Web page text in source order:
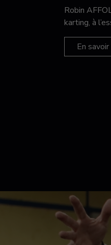
Robin
karting, à
En